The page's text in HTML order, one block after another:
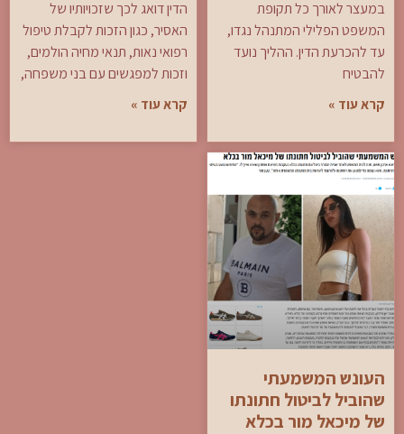
במעצר לאורך כל תקופת
המשפט הפלילי המתנהל נגדו,
עד להכרעת הדין. ההליך נועד
להבטיח
קרא עוד »
הדין דואג לכך שזכויותיו של
האסיר, כגון הזכות לקבלת טיפול
רפואי נאות, תנאי מחיה הולמים,
וזכות למפגשים עם בני משפחה,
קרא עוד »
העונש המשמעתי
שהוביל לביטול חתונתו
של מיכאל מור בכלא